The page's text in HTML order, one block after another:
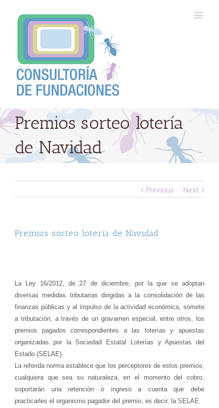
Premios sorteo lotería
de Navidad
Previous Next
Premios sorteo lotería de Navidad
La Ley 16/2012, de 27 de diciembre, por la que se adoptan
diversas medidas tributarias dirigidas a la consolidación de las
finanzas públicas y al impulso de la actividad económica, somete
a tributación, a través de un gravamen especial , entre otros,
los
premios pagados correspondientes a las loterías y apuestas
organizadas por la Sociedad Estatal Loterías y Apuestas del
Estado (SELAE).
La referida norma establece que los perceptores de estos premios,
cualquiera que sea su naturaleza,en el momento del cobro,
soportarán una retención o ingreso a cuentaque debe
practicarles el organismo pagador del premio, es decir, la SELAE.